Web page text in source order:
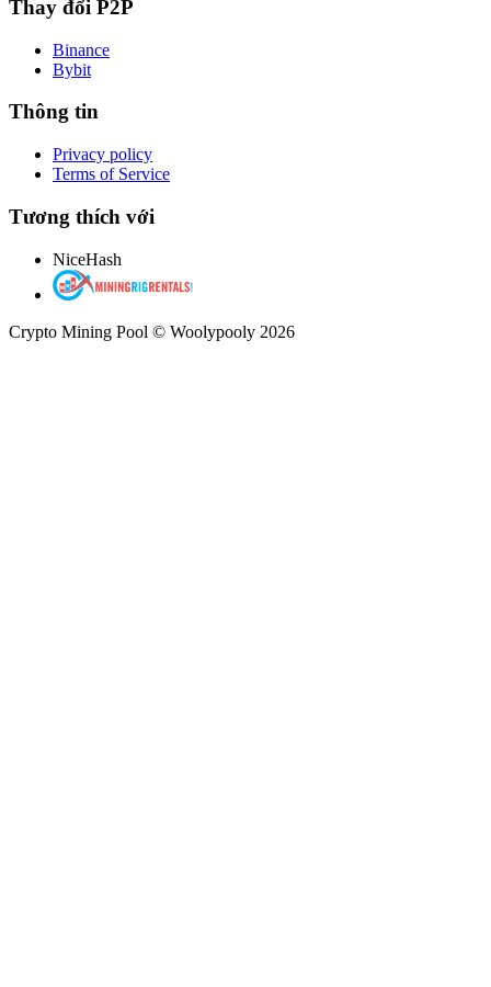
Thay đổi P2P
Binance
Bybit
Thông tin
Privacy policy
Terms of Service
Tương thích với
NiceHash
Crypto Mining Pool © Woolypooly 2026